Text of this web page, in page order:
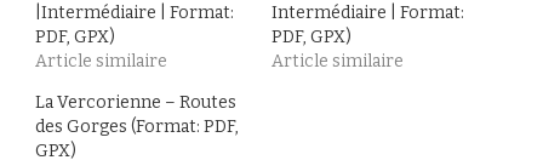
|Intermédiaire | Format:
PDF, GPX)
Article similaire
Intermédiaire | Format:
PDF, GPX)
Article similaire
La Vercorienne – Routes
des Gorges (Format: PDF,
GPX)